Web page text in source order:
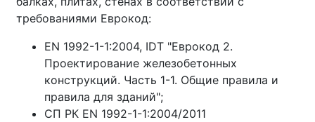
требованиями Еврокод:
EN 1992-1-1:2004, IDT "Еврокод 2.
Проектирование железобетонных
конструкций. Часть 1-1. Общие правила и
правила для зданий";
СП РК EN 1992-1-1:2004/2011